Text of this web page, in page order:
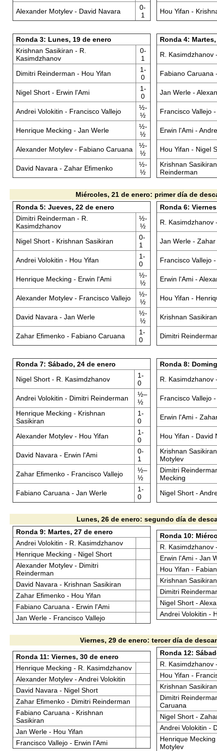
Alexander Motylev - David Navara
0-
1
Hou Yifan -
Ronda 3: Lunes, 19 de enero
Krishnan Sasikiran - R.
Kasimdzhanov
0-
1
Dimitri Reinderman - Hou Yifan
1-
0
Nigel Short - Erwin l'Ami
1-
0
Andrei Volokitin - Francisco Vallejo
½-
½
Henrique Mecking - Jan Werle
½-
½
Alexander Motylev - Fabiano Caruana
½-
½
David Navara - Zahar Efimenko
½-
½
Ronda 4:
R. Kasimdzhanov
Fabiano Caruana
Jan Werle -
Francisco Vallejo
Erwin l'Ami -
Hou Yifan - Nigel
Krishnan
Reinderman
Miércoles, 21 de enero: primer día de
Ronda 5: Jueves, 22 de enero
Dimitri Reinderman - R.
Kasimdzhanov
½-
½
Nigel Short - Krishnan Sasikiran
0-
1
Andrei Volokitin - Hou Yifan
1-
0
Henrique Mecking - Erwin l'Ami
½-
½
Alexander Motylev - Francisco Vallejo
½-
½
David Navara - Jan Werle
½-
½
Zahar Efimenko - Fabiano Caruana
1-
0
Ronda 6:
R. Kasimdzhanov
Jan Werle -
Francisco Vallejo
Erwin l'Ami -
Hou Yifan -
Krishnan
Dimitri
Ronda 7: Sábado, 24 de enero
Nigel Short - R. Kasimdzhanov
1-
0
Andrei Volokitin - Dimitri Reinderman
½–
½
Henrique Mecking - Krishnan
Sasikiran
1-
0
Alexander Motylev - Hou Yifan
1-
0
David Navara - Erwin l'Ami
0-
1
Zahar Efimenko - Francisco Vallejo
½–
½
Fabiano Caruana - Jan Werle
1-
0
Ronda 8:
R. Kasimdzhanov
Francisco Vallejo
Erwin l'Ami -
Hou Yifan - David
Krishnan
Motylev
Dimitri
Mecking
Nigel Short -
Lunes, 26 de enero: segundo día de
Ronda 9: Martes, 27 de enero
Andrei Volokitin - R. Kasimdzhanov
Henrique Mecking - Nigel Short
Alexander Motylev - Dimitri
Reinderman
David Navara - Krishnan Sasikiran
Zahar Efimenko - Hou Yifan
Fabiano Caruana - Erwin l'Ami
Jan Werle - Francisco Vallejo
Ronda 10:
R. Kasimdzhanov
Erwin l'Ami - Jan
Hou Yifan -
Krishnan
Dimitri
Nigel Short -
Andrei Volokitin -
Viernes, 29 de enero: tercer día de
Ronda 11: Viernes, 30 de enero
Henrique Mecking - R. Kasimdzhanov
Alexander Motylev - Andrei Volokitin
David Navara - Nigel Short
Zahar Efimenko - Dimitri Reinderman
Fabiano Caruana - Krishnan
Sasikiran
Jan Werle - Hou Yifan
Francisco Vallejo - Erwin l'Ami
Ronda 12:
R. Kasimdzhanov
Hou Yifan -
Krishnan
Dimitri
Caruana
Nigel Short -
Andrei Volokitin -
Henrique
Motylev